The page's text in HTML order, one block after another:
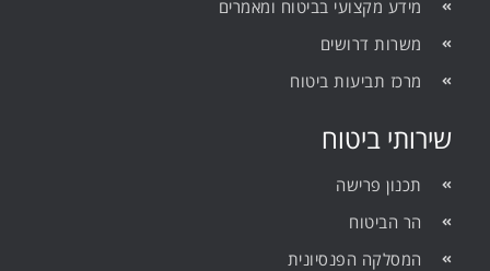
מידע מקצועי בביטוח ומאמרים
משרות דרושים
מרכז תביעות ביטוח
שירותי ביטוח
תכנון פרישה
הר הביטוח
המסלקה הפנסיונית